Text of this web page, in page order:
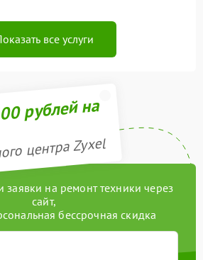
все услуги
рублей на
центра Zyxel
на ремонт техники через
сайт,
бессрочная скидка